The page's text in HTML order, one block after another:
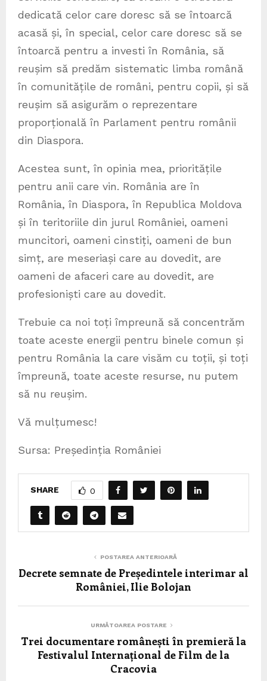
dedicată celor care doresc să se întoarcă
acasă și, în special, celor care doresc să se
întoarcă pentru a investi în România, să
reușim să predăm sistematic limba română
în comunitățile de români, pentru copii, și să
reușim să asigurăm o reprezentare
proporțională în Parlament pentru românii
din Diaspora.
Acestea sunt, în opinia mea, prioritățile
pentru anii care vin. România are în
România, în Diaspora, în Republica Moldova
și în teritoriile din jurul României, oameni
muncitori, oameni cinstiți, oameni de bun
simț, are meseriași care au dovedit, are
oameni de afaceri care au dovedit, are
profesioniști care au dovedit.
Trebuie ca noi toți împreună să concentrăm
toate aceste energii pentru binele comun și
pentru România la care visăm cu toții, și toți
împreună, toate aceste resurse, nu putem
să nu reușim.
Vă mulțumesc!
Sursa: Președinția României
SHARE 0
POSTAREA ANTERIOARĂ
Decrete semnate de Președintele interimar al
României, Ilie Bolojan
URMĂTOAREA POSTARE
Trei documentare românești în premieră la
Festivalul Internațional de Film de la
Cracovia